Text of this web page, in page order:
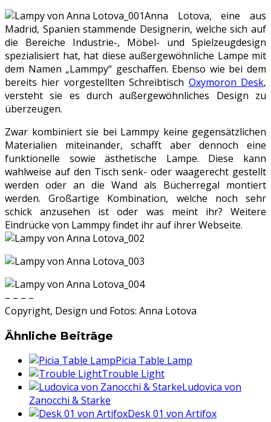
Anna Lotova, eine aus
Madrid, Spanien stammende Designerin, welche sich auf
die Bereiche Industrie-, Möbel- und Spielzeugdesign
spezialisiert hat, hat diese außergewöhnliche Lampe mit
dem Namen „Lammpy“ geschaffen. Ebenso wie bei dem
bereits hier vorgestellten Schreibtisch Oxymoron Desk,
versteht sie es durch außergewöhnliches Design zu
überzeugen.
Zwar kombiniert sie bei Lammpy keine gegensätzlichen
Materialien miteinander, schafft aber dennoch eine
funktionelle sowie ästhetische Lampe. Diese kann
wahlweise auf den Tisch senk- oder waagerecht gestellt
werden oder an die Wand als Bücherregal montiert
werden. Großartige Kombination, welche noch sehr
schick anzusehen ist oder was meint ihr? Weitere
Eindrücke von Lammpy findet ihr auf ihrer Webseite.
– – – –
Copyright, Design und Fotos: Anna Lotova
Ähnliche Beiträge
Picia Table Lamp
Trouble Light
Ludovica von
Zanocchi & Starke
Desk 01 von Artifox